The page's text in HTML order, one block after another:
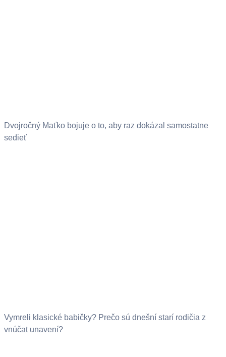
Dvojročný Maťko bojuje o to, aby raz dokázal samostatne
sedieť
Vymreli klasické babičky? Prečo sú dnešní starí rodičia z
vnúčat unavení?